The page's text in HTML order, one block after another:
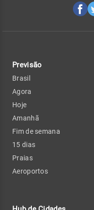
Previsão
Brasil
Agora
Hoje
Amanhã
Fim de semana
15 dias
Praias
Aeroportos